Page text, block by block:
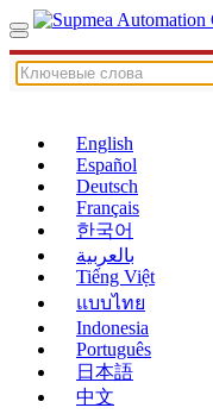
English
Español
Deutsch
Français
한국어
بالعربية
Tiếng Việt
แบบไทย
Indonesia
Português
日本語
中文